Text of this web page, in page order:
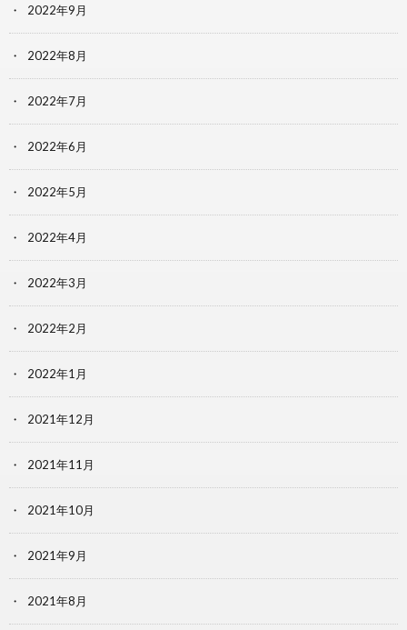
2022年9月
2022年8月
2022年7月
2022年6月
2022年5月
2022年4月
2022年3月
2022年2月
2022年1月
2021年12月
2021年11月
2021年10月
2021年9月
2021年8月